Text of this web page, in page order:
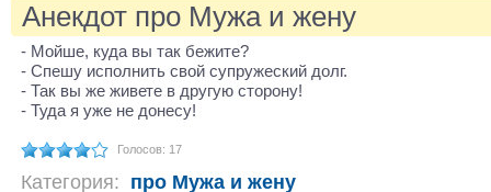
Анекдот про Мужа и жену
- Мойше, куда вы так бежите?
- Спешу исполнить свой супружеский долг.
- Так вы же живете в другую сторону!
- Туда я уже не донесу!
Голосов: 17
Категория: про Мужа и жену